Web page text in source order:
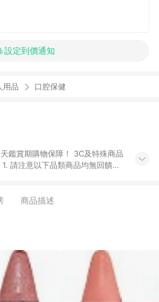
設定到價通知
用品 口腔保健
鑑賞期購物保障！ 3C及特殊商品
得 [2024/6/1起適用] -內接硬
饋者 - 購物中心商店之商品：商
物金/超贈點/福利金/紅利折抵/折
購或批發轉賣不具回饋資格： 如
批發轉賣而非最終消費使用者，
定為準
商品描述